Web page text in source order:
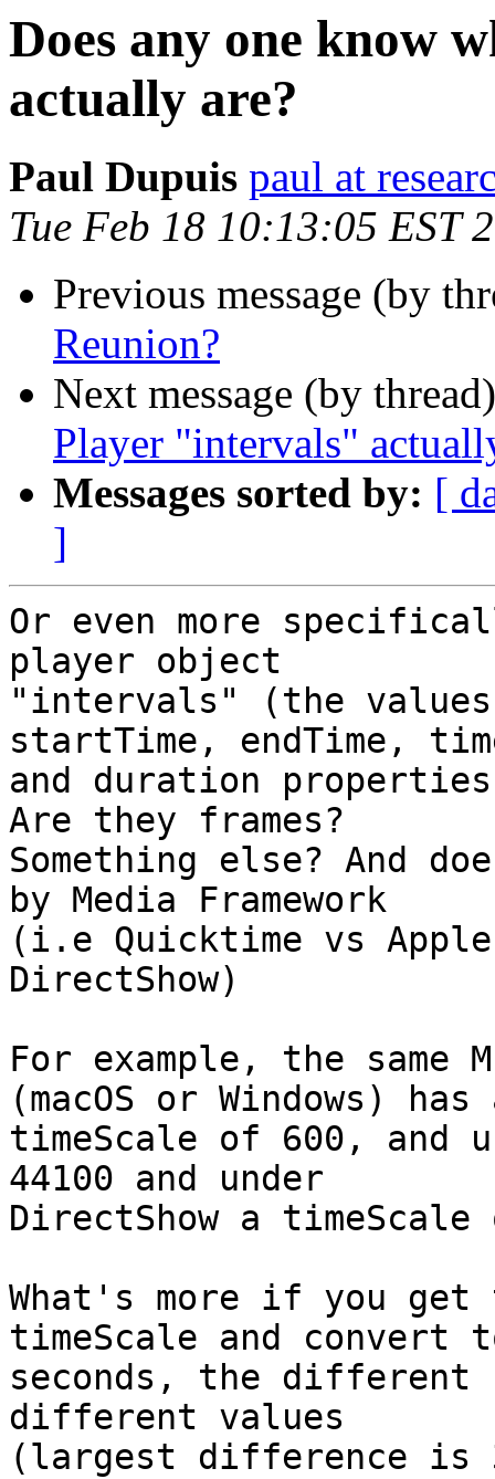
Does any one know
actually are?
Paul Dupuis paul at
Tue Feb 18 10:13:05 EST
Previous message (by
Reunion?
Next message (by
Player "intervals"
Messages sorted by: [
]
Or even more
player object
"intervals" (the
startTime, endTime,
and duration
Are they frames?
Something else? And
by Media Framework
(i.e Quicktime vs
DirectShow)
For example, the same
(macOS or Windows)
timeScale of 600, and
44100 and under
DirectShow a timeScale
What's more if you
timeScale and convert
seconds, the different
different values
(largest difference is